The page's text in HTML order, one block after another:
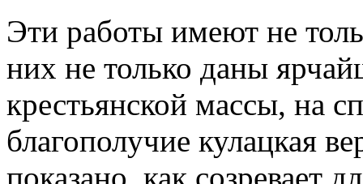
Эти работы имеют не
них не только даны
крестьянской массы, на
благополучие кулацкая
показано, как созревает